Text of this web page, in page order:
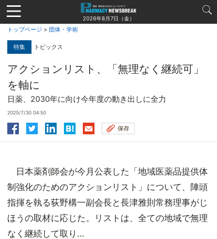
Jump
to
navigation
2026年8月7日（金）
トップページ > 団体・学術
特集 トピックス
アクションリスト、「無理なく継続可」
を軸に
日薬、2030年に向け今年度の動き出しに全力
2025/7/30 04:50
保存
日本薬剤師会が今月公表した「地域医薬品提供体
制強化のためのアクションリスト」について、陣頭
指揮を執る荻野構一副会長と長津雅則常務理事がじ
ほうの取材に応じた。リストは、全ての地域で無理
なく継続して取り...